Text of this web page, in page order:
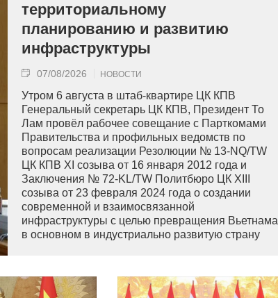
территориальному
планированию и развитию
инфраструктуры
07/08/2026 НОВОСТИ
Утром 6 августа в штаб-квартире ЦК КПВ
Генеральный секретарь ЦК КПВ, Президент То
Лам провёл рабочее совещание с Парткомами
Правительства и профильных ведомств по
вопросам реализации Резолюции № 13-NQ/TW
ЦК КПВ XI созыва от 16 января 2012 года и
Заключения № 72-KL/TW Политбюро ЦК XIII
созыва от 23 февраля 2024 года о создании
современной и взаимосвязанной
инфраструктуры с целью превращения Вьетнама
в основном в индустриально развитую страну